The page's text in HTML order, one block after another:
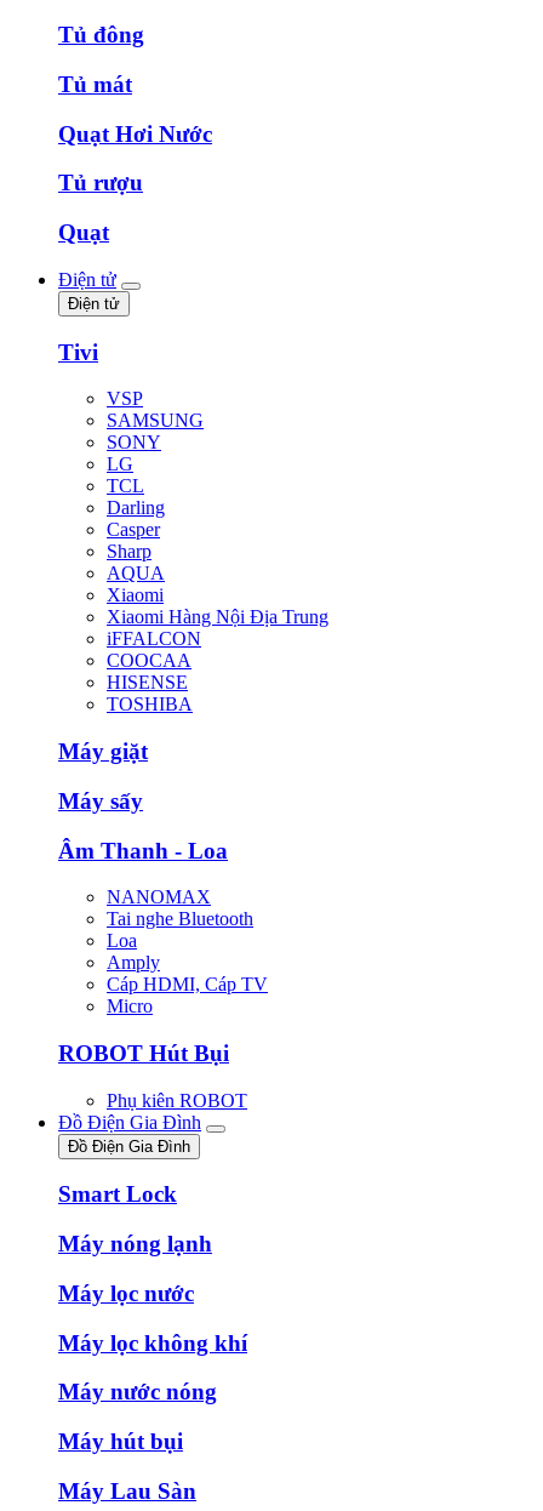
Tủ đông
Tủ mát
Quạt Hơi Nước
Tủ rượu
Quạt
Điện tử
Điện tử
Tivi
VSP
SAMSUNG
SONY
LG
TCL
Darling
Casper
Sharp
AQUA
Xiaomi
Xiaomi Hàng Nội Địa Trung
iFFALCON
COOCAA
HISENSE
TOSHIBA
Máy giặt
Máy sấy
Âm Thanh - Loa
NANOMAX
Tai nghe Bluetooth
Loa
Amply
Cáp HDMI, Cáp TV
Micro
ROBOT Hút Bụi
Phụ kiên ROBOT
Đồ Điện Gia Đình
Đồ Điện Gia Đình
Smart Lock
Máy nóng lạnh
Máy lọc nước
Máy lọc không khí
Máy nước nóng
Máy hút bụi
Máy Lau Sàn